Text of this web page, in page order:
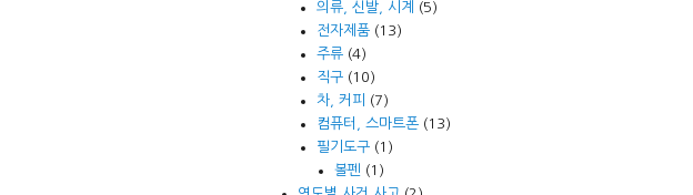
의류, 신발, 시계
(5)
전자제품(13)
주류(4)
직구(10)
차, 커피
(7)
컴퓨터, 스마트폰(13)
필기도구(1)
볼펜 (1)